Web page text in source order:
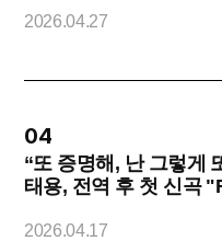
2026.04.27
04
“또 증명해, 난 그렇게
태용, 전역 후 첫 신곡
2026.04.17